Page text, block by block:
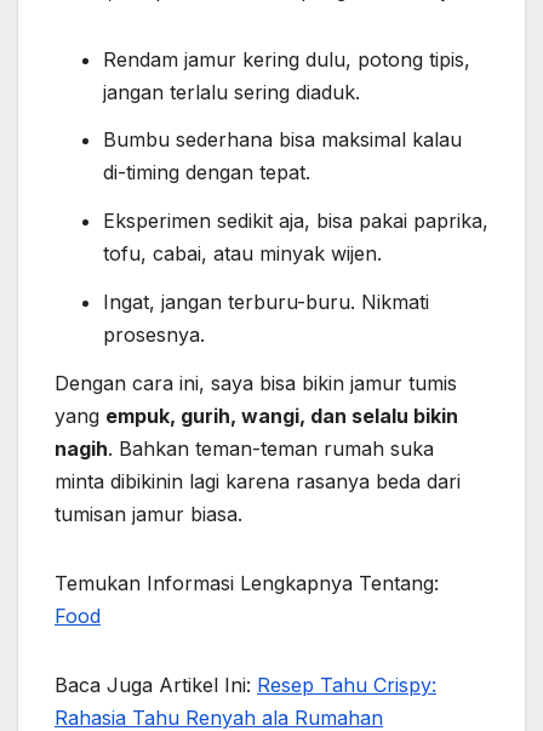
Rendam jamur kering dulu, potong tipis,
jangan terlalu sering diaduk.
Bumbu sederhana bisa maksimal kalau
di-timing dengan tepat.
Eksperimen sedikit aja, bisa pakai paprika,
tofu, cabai, atau minyak wijen.
Ingat, jangan terburu-buru. Nikmati
prosesnya.
Dengan cara ini, saya bisa bikin jamur tumis
yang empuk, gurih, wangi, dan selalu bikin
nagih. Bahkan teman-teman rumah suka
minta dibikinin lagi karena rasanya beda dari
tumisan jamur biasa.
Temukan Informasi Lengkapnya Tentang:
Food
Baca Juga Artikel Ini: Resep Tahu Crispy:
Rahasia Tahu Renyah ala Rumahan